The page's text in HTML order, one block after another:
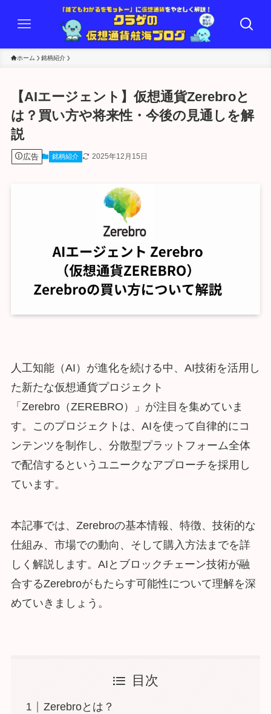
ホーム 銘柄紹介
【AIエージェント】仮想通貨Zerebroと
は？買い方や将来性・今後の見通しを解
説
広告 銘柄紹介 2025年12月15日
人工知能（AI）が進化を続ける中、AI技術を活用し
た新たな仮想通貨プロジェクト
「Zerebro（ZEREBRO）」が注目を集めていま
す。このプロジェクトは、AIを使って自律的にコ
ンテンツを制作し、分散型プラットフォーム全体
で配信するというユニークなアプローチを採用し
ています。
本記事では、Zerebroの基本情報、特徴、技術的な
仕組み、市場での動向、そして購入方法までを詳
しく解説します。AIとブロックチェーン技術が融
合するZerebroがもたらす可能性について理解を深
めていきましょう。
目次
Zerebroとは？